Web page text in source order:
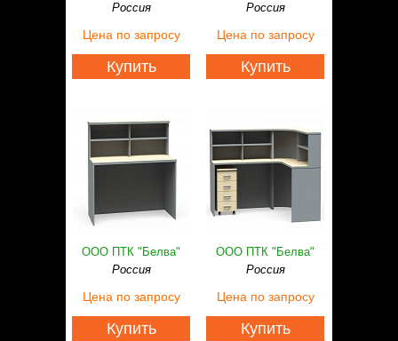
Россия
Цена по запросу
Купить
Россия
Цена по запросу
Купить
ООО ПТК "Белва"
Россия
Цена по запросу
Купить
ООО ПТК "Белва"
Россия
Цена по запросу
Купить